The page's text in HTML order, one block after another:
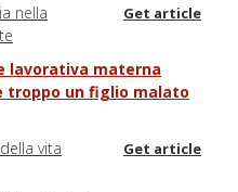
nella
Get article
lavorativa materna
troppo un figlio malato
vita
Get article